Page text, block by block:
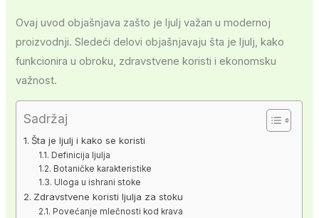
Ovaj uvod objašnjava zašto je ljulj važan u modernoj
proizvodnji. Sledeći delovi objašnjavaju šta je ljulj, kako
funkcionira u obroku, zdravstvene koristi i ekonomsku
važnost.
Sadržaj
Šta je ljulj i kako se koristi
Definicija ljulja
Botaničke karakteristike
Uloga u ishrani stoke
Zdravstvene koristi ljulja za stoku
Povećanje mlečnosti kod krava